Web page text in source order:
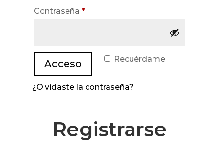
Contraseña *Obligatorio
Recuérdame
Acceso
¿Olvidaste la contraseña?
Registrarse